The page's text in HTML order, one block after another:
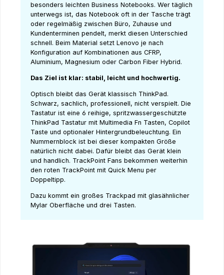
besonders leichten Business Notebooks. Wer täglich
unterwegs ist, das Notebook oft in der Tasche trägt
oder regelmäßig zwischen Büro, Zuhause und
Kundenterminen pendelt, merkt diesen Unterschied
schnell. Beim Material setzt Lenovo je nach
Konfiguration auf Kombinationen aus CFRP,
Aluminium, Magnesium oder Carbon Fiber Hybrid.
Das Ziel ist klar: stabil, leicht und hochwertig.
Optisch bleibt das Gerät klassisch ThinkPad.
Schwarz, sachlich, professionell, nicht verspielt. Die
Tastatur ist eine 6 reihige, spritzwassergeschützte
ThinkPad Tastatur mit Multimedia Fn Tasten, Copilot
Taste und optionaler Hintergrundbeleuchtung. Ein
Nummernblock ist bei dieser kompakten Größe
natürlich nicht dabei. Dafür bleibt das Gerät klein
und handlich. TrackPoint Fans bekommen weiterhin
den roten TrackPoint mit Quick Menu per
Doppeltipp.
Dazu kommt ein großes Trackpad mit glasähnlicher
Mylar Oberfläche und drei Tasten.